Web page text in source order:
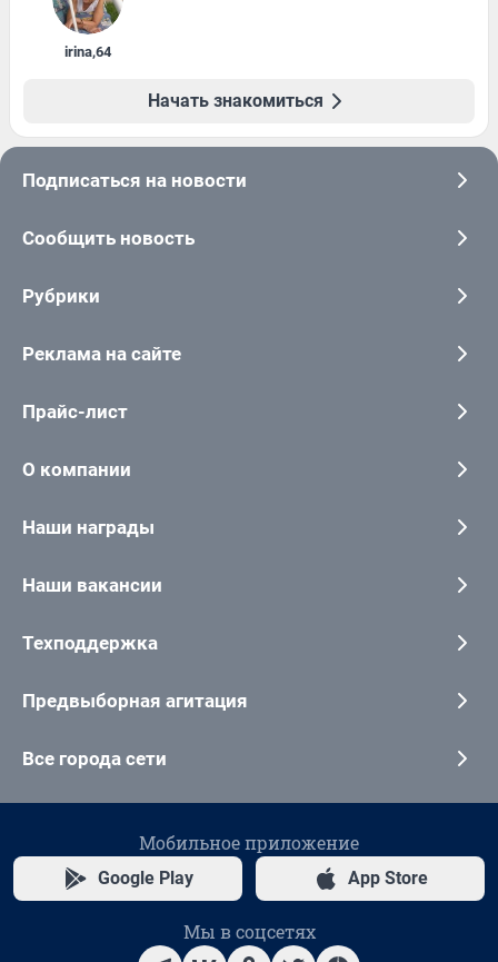
irina,64
Начать знакомиться
Подписаться на новости
Сообщить новость
Рубрики
Реклама на сайте
Прайс-лист
О компании
Наши награды
Наши вакансии
Техподдержка
Предвыборная агитация
Все города сети
Мобильное приложение
Google Play App Store
Мы в соцсетях